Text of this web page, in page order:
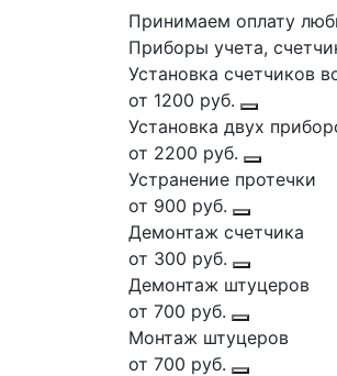
Принимаем оплату
Приборы учета,
Установка счетчиков
от 1200 руб.
Установка двух
от 2200 руб.
Устранение протечки
от 900 руб.
Демонтаж счетчика
от 300 руб.
Демонтаж штуцеров
от 700 руб.
Монтаж штуцеров
от 700 руб.